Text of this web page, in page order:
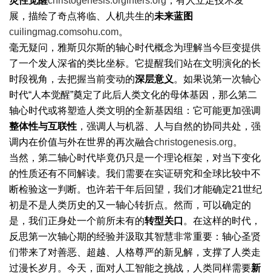
展，描绘了奇点将临、人机共生的未来蓝图
cuilingmag.comsohu.com。
毫无疑问，雅斯贝尔斯的轴心时代概念为理解当今巨变提供
了一个发人深省的类比坐标。它提醒我们站在文明演化的长
时段视角，去把握当前变动的深层意义 。如果说第一次轴心
时代“人本觉醒”奠定了此后人类文化的母体基因，那么第二
轴心时代或将塑造人类文明的全新基因组：它可能更加强调
整体性与互联性 ，强调人与机器、人与自然的协同共处，强
调内在价值与外在世界的再次融合christogenesis.org。
当然，第二轴心时代毕竟仍只是一个理论框架，对当下变化
的性质还有不同解读。我们需要在实证研究和全球比较中不
断检验这一判断。也许若干年后回望，我们才能确定21世纪
初是不是人类历史的又一轴心转折点。然而，可以确定的
是，我们正身处一个前所未有的转型关口 。在这样的时代，
反思第一次轴心期的经验并汲取其智慧非常重要：轴心圣贤
们带来了对善恶、超越、人格尊严的新见解，支撑了人类走
过漫长岁月。今天，面对人工智能之挑战，人类同样需要新